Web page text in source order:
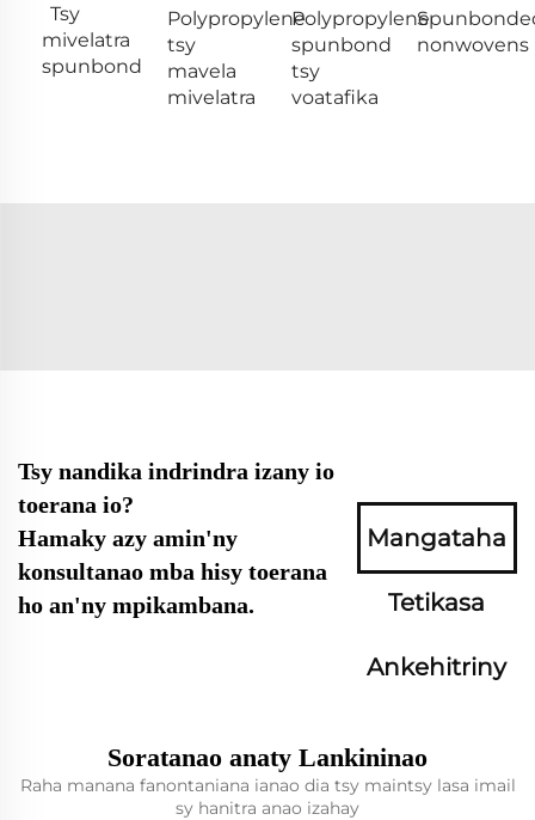
Tsy
mivelatra
spunbond
Polypropylene
tsy
mavela
mivelatra
Polypropylene
spunbond
tsy
voatafika
nonwovens
Tsy nandika indrindra izany io
toerana io?
Hamaky azy amin'ny
konsultanao mba hisy toerana
ho an'ny mpikambana.
Mangataha
Tetikasa
Ankehitriny
Soratanao anaty Lankininao
Raha manana fanontaniana ianao dia tsy maintsy lasa imail
sy hanitra anao izahay